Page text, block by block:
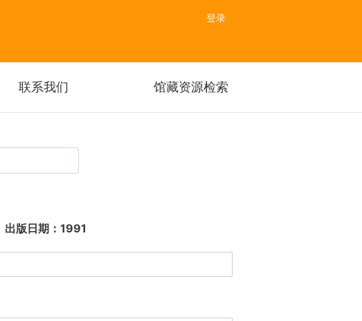
登录
联系我们 馆藏资源检索
版日期：1991